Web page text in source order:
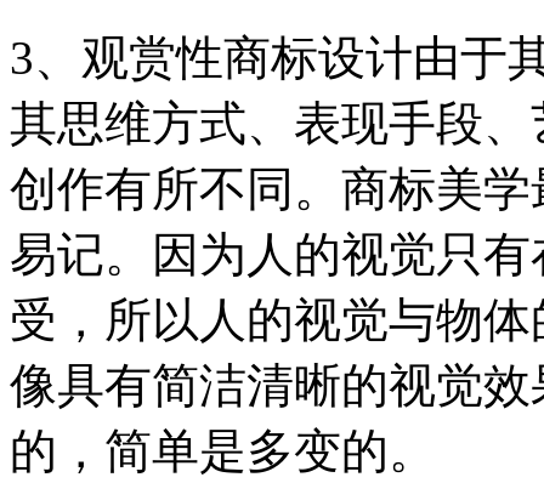
3、观赏性商标设计由于
其思维方式、表现手段
创作有所不同。商标美
易记。因为人的视觉只
受，所以人的视觉与物
像具有简洁清晰的视觉
的，简单是多变的。